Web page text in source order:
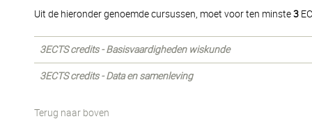
Uit de hieronder genoemde cursussen, moet voor ten minste3
3ECTS credits - Basisvaardigheden wiskunde
3ECTS credits - Data en samenleving
Terug naar boven